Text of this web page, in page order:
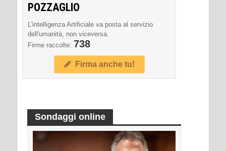
POZZAGLIO
L'intelligenza Artificiale va posta al servizio
dell'umanità, non viceversa.
Firme raccolte: 738
Firma anche tu!
Sondaggi online